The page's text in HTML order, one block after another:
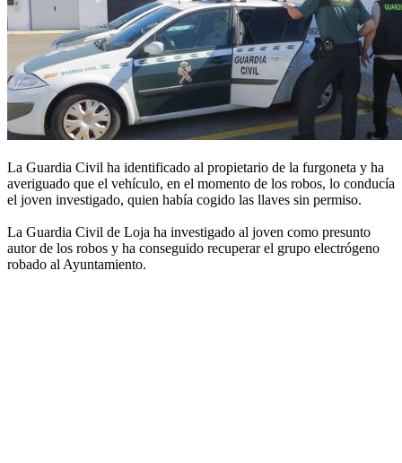
La Guardia Civil ha identificado al propietario de la furgoneta y ha
averiguado que el vehículo, en el momento de los robos, lo conducía
el joven investigado, quien había cogido las llaves sin permiso.
La Guardia Civil de Loja ha investigado al joven como presunto
autor de los robos y ha conseguido recuperar el grupo electrógeno
robado al Ayuntamiento.